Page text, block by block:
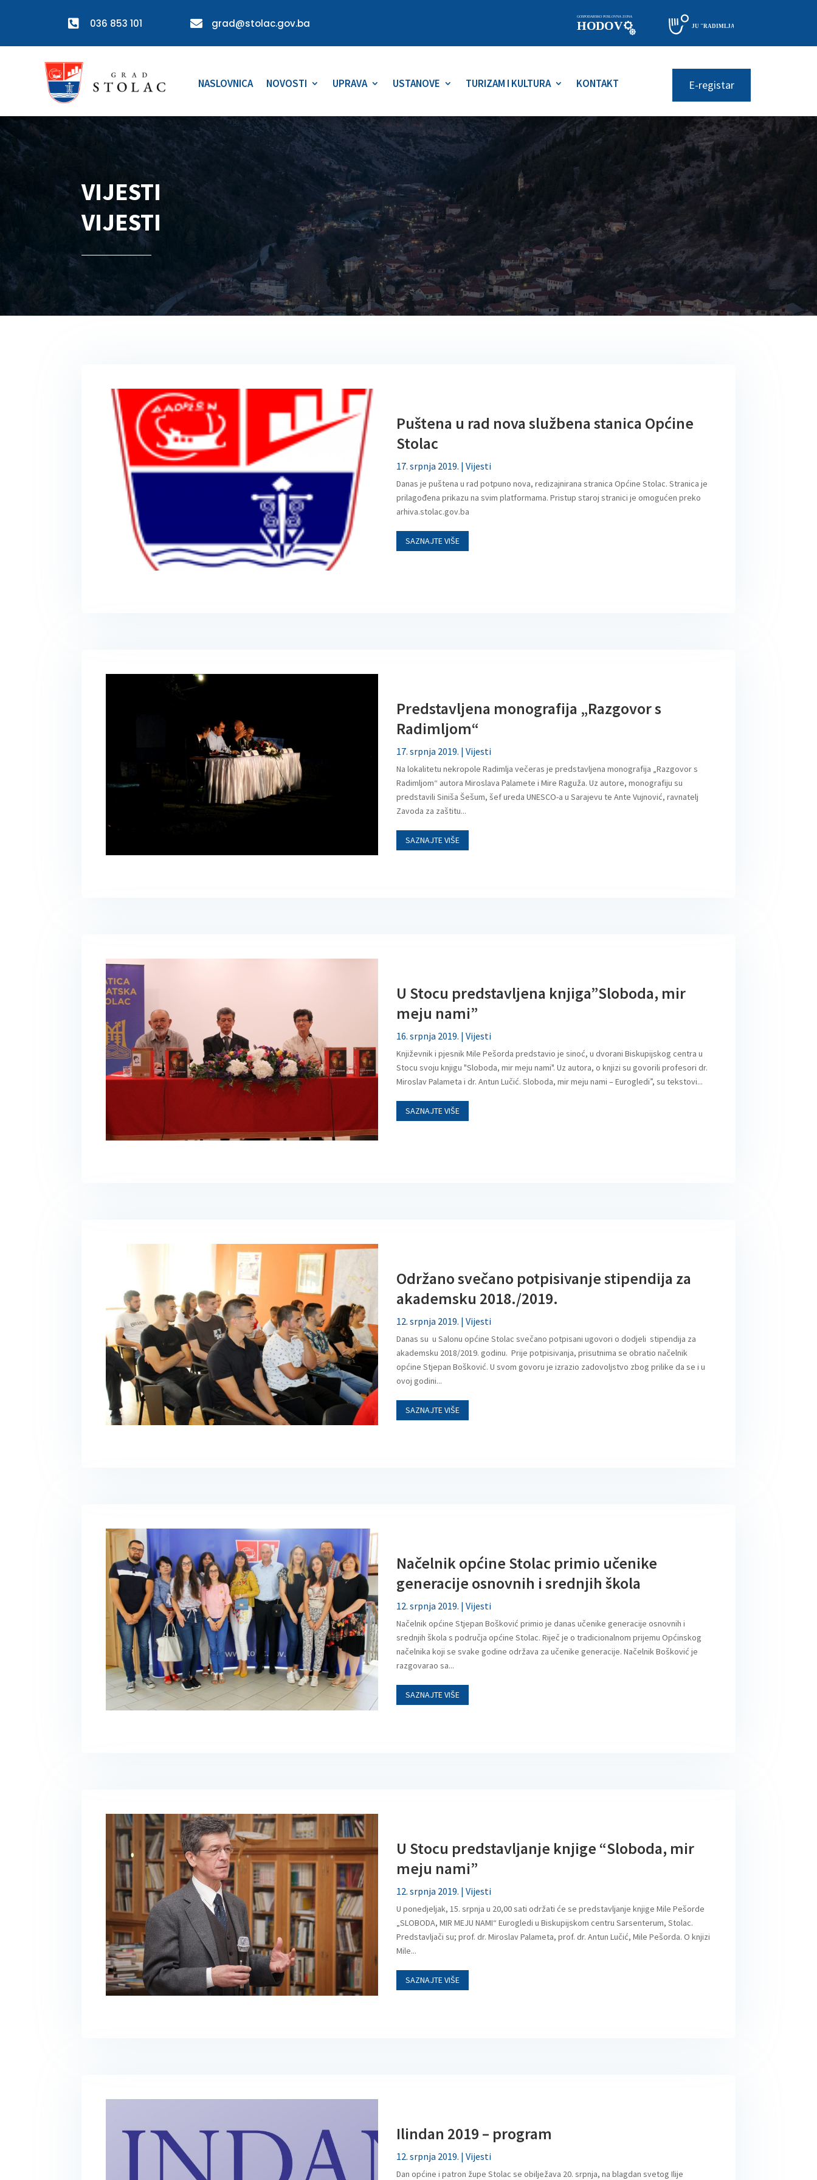
 036 853 101  grad@stolac.gov.ba
NASLOVNICA NOVOSTI UPRAVA USTANOVE TURIZAM I KULTURA KONTAKT E-registar
VIJESTI
VIJESTI
Puštena u rad nova službena stanica Općine
Stolac
17. srpnja 2019. |Vijesti
Danas je puštena u rad potpuno nova, redizajnirana stranica Općine Stolac. Stranica je
prilagođena prikazu na svim platformama. Pristup staroj stranici je omogućen preko
arhiva.stolac.gov.ba
SAZNAJTE VIŠE
Predstavljena monografija „Razgovor s
Radimljom“
17. srpnja 2019. |Vijesti
Na lokalitetu nekropole Radimlja večeras je predstavljena monografija „Razgovor s
Radimljom“ autora Miroslava Palamete i Mire Raguža. Uz autore, monografiju su
predstavili Siniša Šešum, šef ureda UNESCO-a u Sarajevu te Ante Vujnović, ravnatelj
Zavoda za zaštitu...
SAZNAJTE VIŠE
U Stocu predstavljena knjiga”Sloboda, mir
meju nami”
16. srpnja 2019. |Vijesti
Književnik i pjesnik Mile Pešorda predstavio je sinoć, u dvorani Biskupijskog centra u
Stocu svoju knjigu "Sloboda, mir meju nami". Uz autora, o knjizi su govorili profesori dr.
Miroslav Palameta i dr. Antun Lučić. Sloboda, mir meju nami – Eurogledi”, su tekstovi...
SAZNAJTE VIŠE
Održano svečano potpisivanje stipendija za
akademsku 2018./2019.
12. srpnja 2019. |Vijesti
Danas su u Salonu općine Stolac svečano potpisani ugovori o dodjeli stipendija za
akademsku 2018/2019. godinu. Prije potpisivanja, prisutnima se obratio načelnik
općine Stjepan Bošković. U svom govoru je izrazio zadovoljstvo zbog prilike da se i u
ovoj godini...
SAZNAJTE VIŠE
Načelnik općine Stolac primio učenike
generacije osnovnih i srednjih škola
12. srpnja 2019. |Vijesti
Načelnik općine Stjepan Bošković primio je danas učenike generacije osnovnih i
srednjih škola s područja općine Stolac. Riječ je o tradicionalnom prijemu Općinskog
načelnika koji se svake godine održava za učenike generacije. Načelnik Bošković je
razgovarao sa...
SAZNAJTE VIŠE
U Stocu predstavljanje knjige “Sloboda, mir
meju nami”
12. srpnja 2019. |Vijesti
U ponedjeljak, 15. srpnja u 20,00 sati održati će se predstavljanje knjige Mile Pešorde
„SLOBODA, MIR MEJU NAMI“ Eurogledi u Biskupijskom centru Sarsenterum, Stolac.
Predstavljači su; prof. dr. Miroslav Palameta, prof. dr. Antun Lučić, Mile Pešorda. O knjizi
Mile...
SAZNAJTE VIŠE
Ilindan 2019 – program
12. srpnja 2019. |Vijesti
Dan općine i patron župe Stolac se obilježava 20. srpnja, na blagdan svetog Ilije